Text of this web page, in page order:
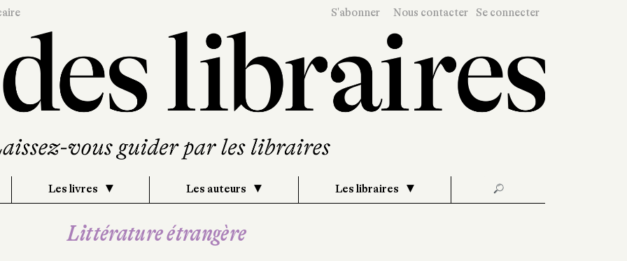
S'abonner Nous contacter Se connecter
Les livres Les auteurs Les libraires 🔎
Littérature étrangère